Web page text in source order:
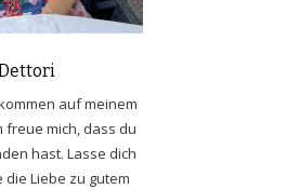
auf meinem
freue mich, dass du
hast. Lasse dich
Liebe zu gutem